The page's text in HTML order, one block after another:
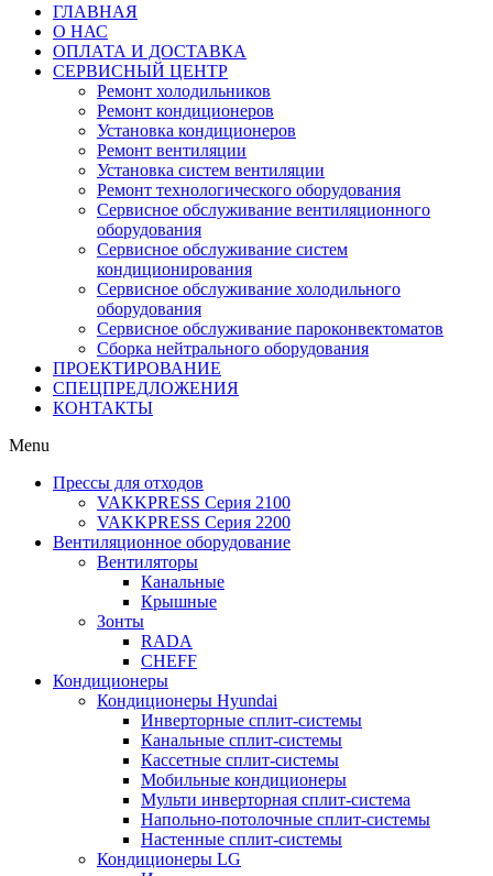
ГЛАВНАЯ
О НАС
ОПЛАТА И ДОСТАВКА
СЕРВИСНЫЙ ЦЕНТР
Ремонт холодильников
Ремонт кондиционеров
Установка кондиционеров
Ремонт вентиляции
Установка систем вентиляции
Ремонт технологического оборудования
Cервисное обслуживание вентиляционного
оборудования
Cервисное обслуживание систем
кондиционирования
Cервисное обслуживание холодильного
оборудования
Сервисное обслуживание пароконвектоматов
Сборка нейтрального оборудования
ПРОЕКТИРОВАНИЕ
СПЕЦПРЕДЛОЖЕНИЯ
КОНТАКТЫ
Menu
Прессы для отходов
VAKKPRESS Серия 2100
VAKKPRESS Серия 2200
Вентиляционное оборудование
Вентиляторы
Канальные
Крышные
Зонты
RADA
CHEFF
Кондиционеры
Кондиционеры Hyundai
Инверторные сплит-системы
Канальные сплит-системы
Кассетные сплит-системы
Мобильные кондиционеры
Мульти инверторная сплит-система
Напольно-потолочные сплит-системы
Настенные сплит-системы
Кондиционеры LG